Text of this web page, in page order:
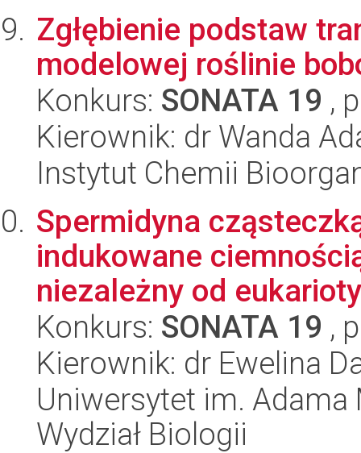
Zgłębienie podstaw
modelowej roślinie
Konkurs: SONATA 19 ,
Kierownik: dr Wanda
Instytut Chemii
Spermidyna
indukowane
niezależny od
Konkurs: SONATA 19 ,
Kierownik: dr Ewelina
Uniwersytet im.
Wydział Biologii